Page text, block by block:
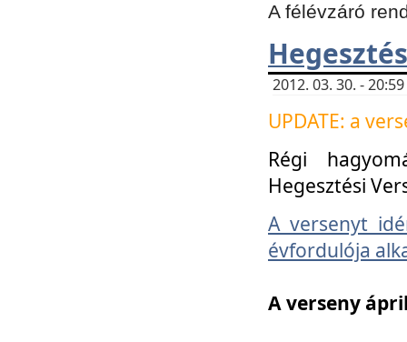
A félévzáró
2012. 03. 30. -
UPDATE: a
Régi
Hegesztési
A versenyt
évfordulója
A verseny